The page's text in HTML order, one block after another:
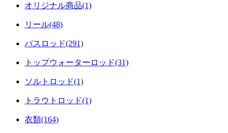
オリジナル商品(1)
リール(48)
バスロッド(291)
トップウォーターロッド(31)
ソルトロッド(1)
トラウトロッド(1)
衣類(164)